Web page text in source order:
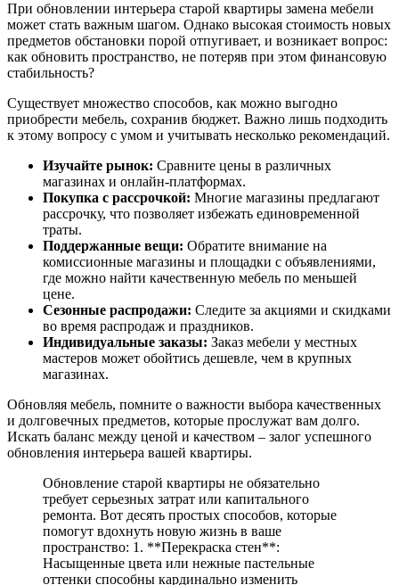
При обновлении интерьера старой квартиры замена мебели
может стать важным шагом. Однако высокая стоимость новых
предметов обстановки порой отпугивает, и возникает вопрос:
как обновить пространство, не потеряв при этом финансовую
стабильность?
Существует множество способов, как можно выгодно
приобрести мебель, сохранив бюджет. Важно лишь подходить
к этому вопросу с умом и учитывать несколько рекомендаций.
Изучайте рынок: Сравните цены в различных
магазинах и онлайн-платформах.
Покупка с рассрочкой: Многие магазины предлагают
рассрочку, что позволяет избежать единовременной
траты.
Поддержанные вещи: Обратите внимание на
комиссионные магазины и площадки с объявлениями,
где можно найти качественную мебель по меньшей
цене.
Сезонные распродажи: Следите за акциями и скидками
во время распродаж и праздников.
Индивидуальные заказы: Заказ мебели у местных
мастеров может обойтись дешевле, чем в крупных
магазинах.
Обновляя мебель, помните о важности выбора качественных
и долговечных предметов, которые прослужат вам долго.
Искать баланс между ценой и качеством – залог успешного
обновления интерьера вашей квартиры.
Обновление старой квартиры не обязательно
требует серьезных затрат или капитального
ремонта. Вот десять простых способов, которые
помогут вдохнуть новую жизнь в ваше
пространство: 1. **Перекраска стен**:
Насыщенные цвета или нежные пастельные
оттенки способны кардинально изменить